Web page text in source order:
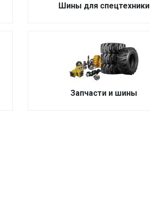
Шины для спецтехники
Запчасти и шины